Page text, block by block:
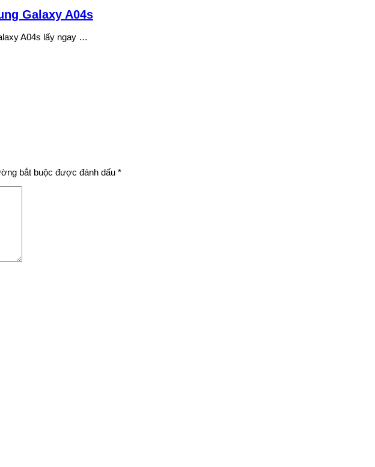
Galaxy A04s
A04s lấy ngay …
bắt buộc được đánh dấu *